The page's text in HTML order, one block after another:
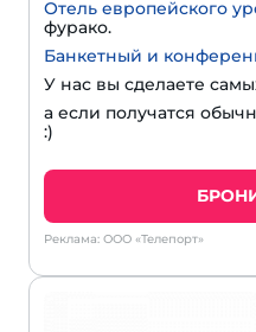
Отель европейского
фурако.
Банкетный и
У нас вы сделаете
а если получатся
:)
Реклама: ООО «Телепорт»